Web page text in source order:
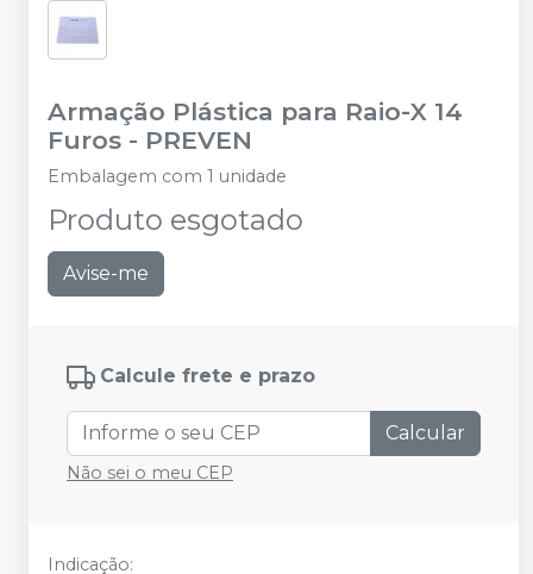
Armação Plástica para Raio-X 14
Furos - PREVEN
Embalagem com 1 unidade
Produto esgotado
Avise-me
Calcule frete e prazo
Calcular
Não sei o meu CEP
Indicação: